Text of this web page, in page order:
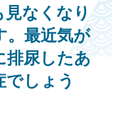
見なくなり
。最近気が
排尿したあ
でしょう